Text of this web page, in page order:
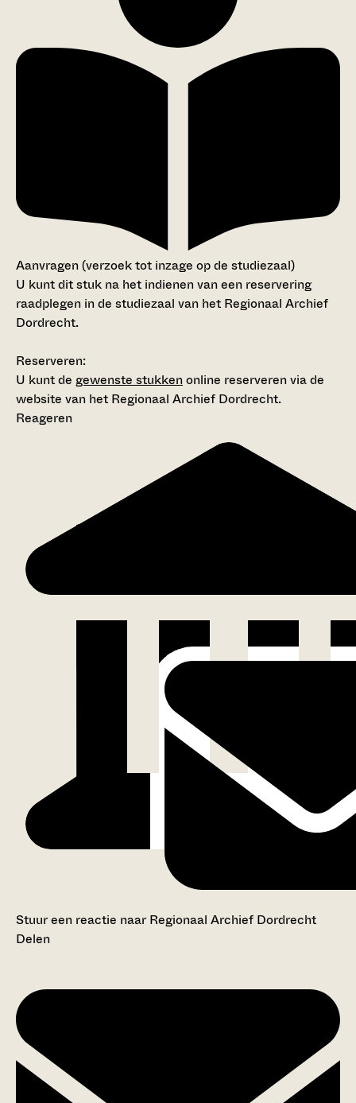
Aanvragen (verzoek tot inzage op de studiezaal)
U kunt dit stuk na het indienen van een reservering
raadplegen in de studiezaal van het Regionaal Archief
Dordrecht.
Reserveren:
U kunt de gewenste stukkenonline reserveren via de
website van het Regionaal Archief Dordrecht.
Reageren
Stuur een reactie naar Regionaal Archief Dordrecht
Delen